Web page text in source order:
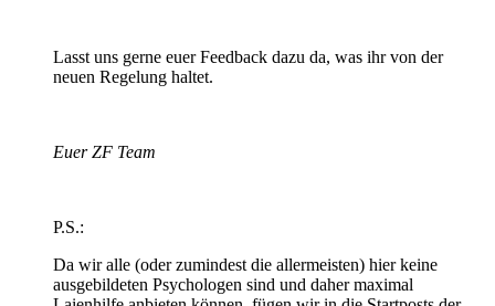
Lasst uns gerne euer Feedback dazu da, was ihr von der
neuen Regelung haltet.
Euer ZF Team
P.S.:
Da wir alle (oder zumindest die allermeisten) hier keine
ausgebildeten Psychologen sind und daher maximal